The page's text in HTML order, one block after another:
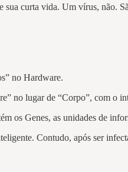
curta vida. Um vírus, não.
no Hardware.
no lugar de “Corpo”, com o
os Genes, as unidades de
Contudo, após ser